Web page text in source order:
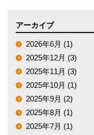
アーカイブ
2026年6月 (1)
2025年12月 (3)
2025年11月 (3)
2025年10月 (1)
2025年9月 (2)
2025年8月 (1)
2025年7月 (1)